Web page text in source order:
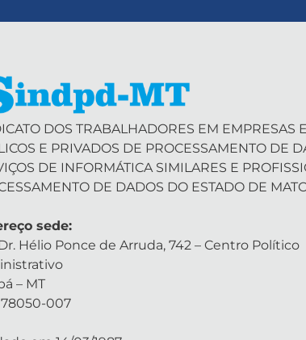
DOS TRABALHADORES EM EMPRESAS
E PRIVADOS DE PROCESSAMENTO DE
DE INFORMÁTICA SIMILARES E
DE DADOS DO ESTADO DE
sede:
Hélio Ponce de Arruda, 742 – Centro Político
– MT
78050-007